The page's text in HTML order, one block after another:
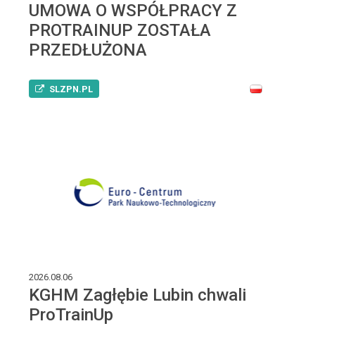
UMOWA O WSPÓŁPRACY Z
PROTRAINUP ZOSTAŁA
PRZEDŁUŻONA
SLZPN.PL
2026.08.06
KGHM Zagłębie Lubin chwali
ProTrainUp